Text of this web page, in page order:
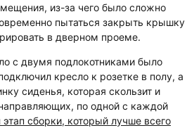
из-за чего было сложно
пытаться закрыть крышку
в дверном проеме.
с двумя подлокотниками было
кресло к розетке в полу, а
сиденья, которая скользит и
по одной с каждой
сборки, который лучше всего